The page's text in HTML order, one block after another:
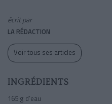
écrit par
LA RÉDACTION
Voir tous ses articles
INGRÉDIENTS
165 g d’eau